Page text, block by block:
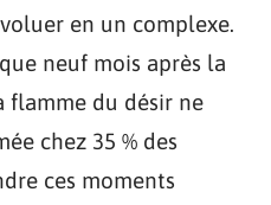
en un complexe.
neuf mois après la
flamme du désir ne
chez 35 % des
ces moments